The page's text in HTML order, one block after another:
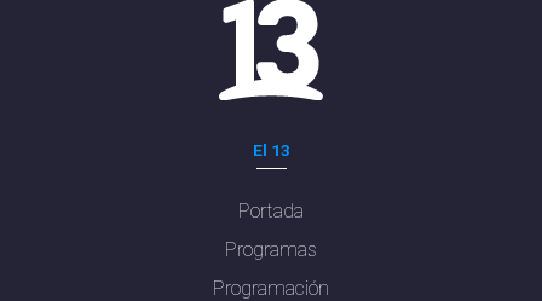
El 13
Portada
Programas
Programación